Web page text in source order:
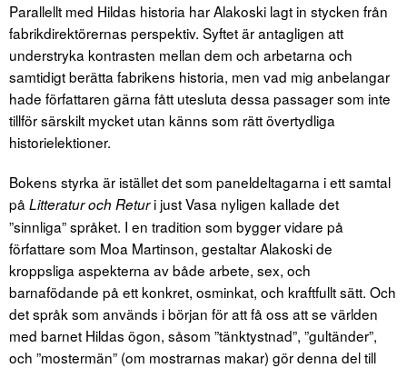
Parallellt med Hildas historia har Alakoski lagt in stycken från
fabrikdirektörernas perspektiv. Syftet är antagligen att
understryka kontrasten mellan dem och arbetarna och
samtidigt berätta fabrikens historia, men vad mig anbelangar
hade författaren gärna fått utesluta dessa passager som inte
tillför särskilt mycket utan känns som rätt övertydliga
historielektioner.
Bokens styrka är istället det som paneldeltagarna i ett samtal
på Litteratur och Returi just Vasa nyligen kallade det
”sinnliga” språket. I en tradition som bygger vidare på
författare som Moa Martinson, gestaltar Alakoski de
kroppsliga aspekterna av både arbete, sex, och
barnafödande på ett konkret, osminkat, och kraftfullt sätt. Och
det språk som används i början för att få oss att se världen
med barnet Hildas ögon, såsom ”tänktystnad”, ”gultänder”,
och ”mostermän” (om mostrarnas makar) gör denna del till